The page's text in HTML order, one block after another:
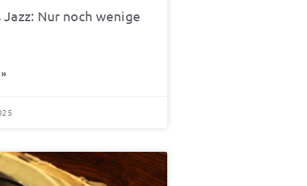
Jazz: Nur noch wenige